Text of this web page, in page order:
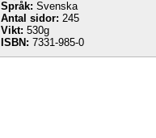
Språk: Svenska
Antal sidor: 245
Vikt: 530g
ISBN: 7331-985-0